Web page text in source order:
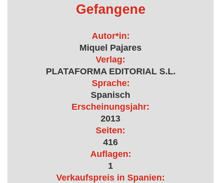
Gefangene
Autor*in:
Miquel Pajares
Verlag:
PLATAFORMA EDITORIAL S.L.
Sprache:
Spanisch
Erscheinungsjahr:
2013
Seiten:
416
Auflagen:
1
Verkaufspreis in Spanien: